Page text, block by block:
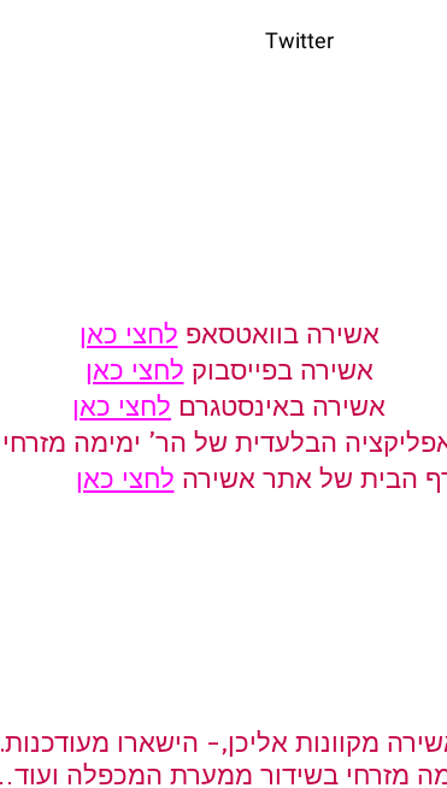
אשירה בוואטסאפ לחצי כאן
אשירה בפייסבוק לחצי כאן
אשירה באינסטגרם לחצי כאן
הבלעדית של הר’ ימימה מזרחי
הבית של אתר אשירה לחצי כאן
מקוונות אליכן,- הישארו מעודכנות.